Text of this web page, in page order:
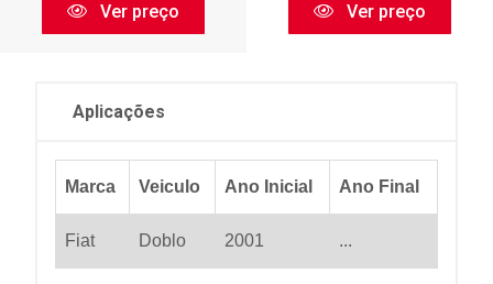
Ver preço Ver preço
Aplicações
Marca Veiculo Ano Inicial Ano Final
Fiat Doblo 2001 ...